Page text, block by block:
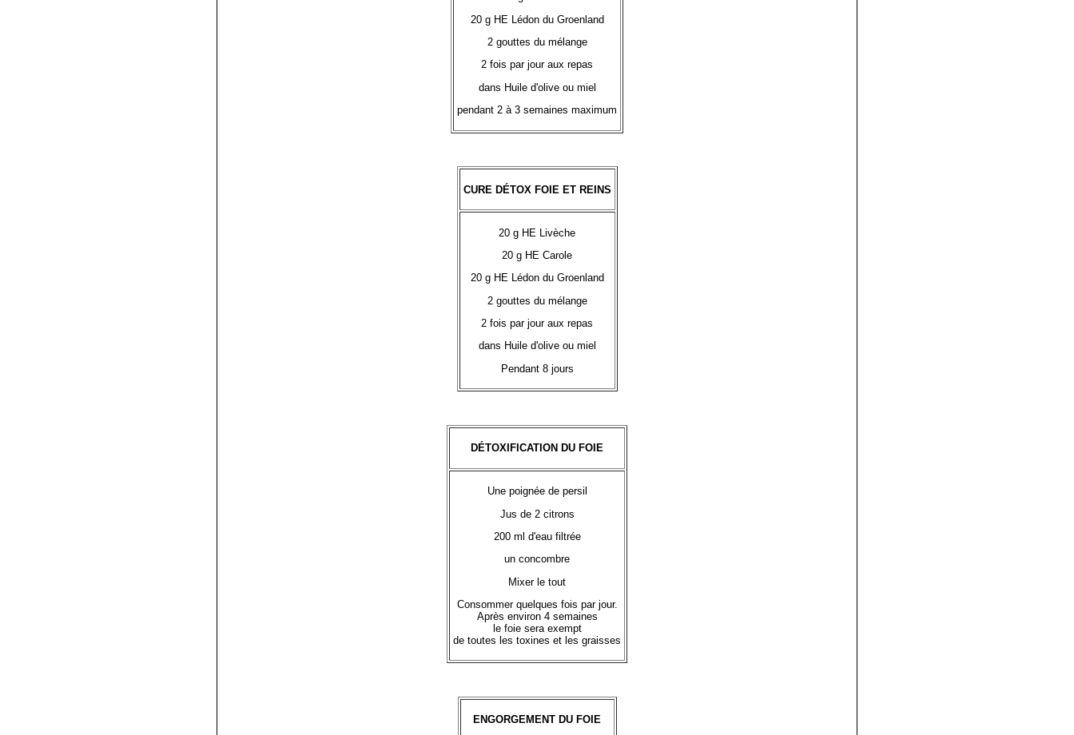
20 g HE Lédon du Groenland
2 gouttes du mélange
2 fois par jour aux repas
dans Huile d'olive ou miel
pendant 2 à 3 semaines maximum
CURE DÉTOX FOIE ET REINS
20 g HE Livèche
20 g HE Carole
20 g HE Lédon du Groenland
2 gouttes du mélange
2 fois par jour aux repas
dans Huile d'olive ou miel
Pendant 8 jours
DÉTOXIFICATION DU FOIE
Une poignée de persil
Jus de 2 citrons
200 ml d'eau filtrée
un concombre
Mixer le tout
Consommer quelques fois par jour.
Après environ 4 semaines
le foie sera exempt
de toutes les toxines et les graisses
ENGORGEMENT DU FOIE